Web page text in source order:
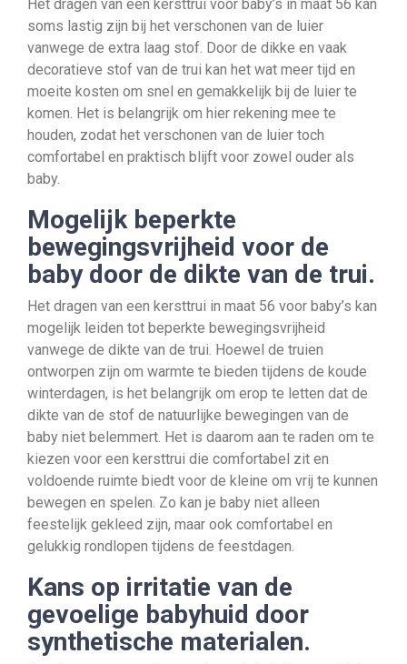
Het dragen van een kersttrui voor baby’s in maat 56 kan
soms lastig zijn bij het verschonen van de luier
vanwege de extra laag stof. Door de dikke en vaak
decoratieve stof van de trui kan het wat meer tijd en
moeite kosten om snel en gemakkelijk bij de luier te
komen. Het is belangrijk om hier rekening mee te
houden, zodat het verschonen van de luier toch
comfortabel en praktisch blijft voor zowel ouder als
baby.
Mogelijk beperkte
bewegingsvrijheid voor de
baby door de dikte van de trui.
Het dragen van een kersttrui in maat 56 voor baby’s kan
mogelijk leiden tot beperkte bewegingsvrijheid
vanwege de dikte van de trui. Hoewel de truien
ontworpen zijn om warmte te bieden tijdens de koude
winterdagen, is het belangrijk om erop te letten dat de
dikte van de stof de natuurlijke bewegingen van de
baby niet belemmert. Het is daarom aan te raden om te
kiezen voor een kersttrui die comfortabel zit en
voldoende ruimte biedt voor de kleine om vrij te kunnen
bewegen en spelen. Zo kan je baby niet alleen
feestelijk gekleed zijn, maar ook comfortabel en
gelukkig rondlopen tijdens de feestdagen.
Kans op irritatie van de
gevoelige babyhuid door
synthetische materialen.